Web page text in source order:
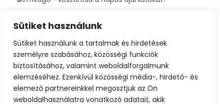
Sütiket használunk
Sütiket használunk a tartalmak és hirdetések
személyre szabásához, közösségi funkciók
biztosításához, valamint weboldalforgalmunk
elemzéséhez. Ezenkívül közösségi média-, hirdető- és
elemező partnereinkkel megosztjuk az Ön
weboldalhasználatra vonatkozó adatait, akik